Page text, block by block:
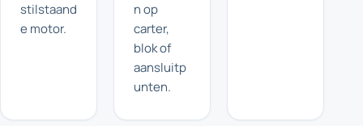
stilstaand
e motor.
n op
carter,
blok of
aansluitp
unten.